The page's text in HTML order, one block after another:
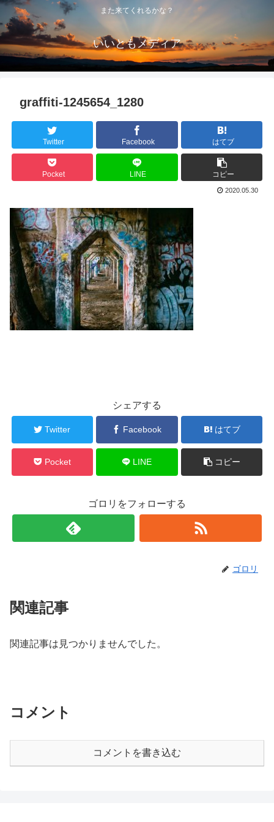
また来てくれるかな？
いいともメディア
graffiti-1245654_1280
Twitter Facebook はてブ
Pocket LINE コピー
2020.05.30
シェアする
Twitter Facebook はてブ
Pocket LINE コピー
ゴロリをフォローする
ゴロリ
関連記事
関連記事は見つかりませんでした。
コメント
コメントを書き込む